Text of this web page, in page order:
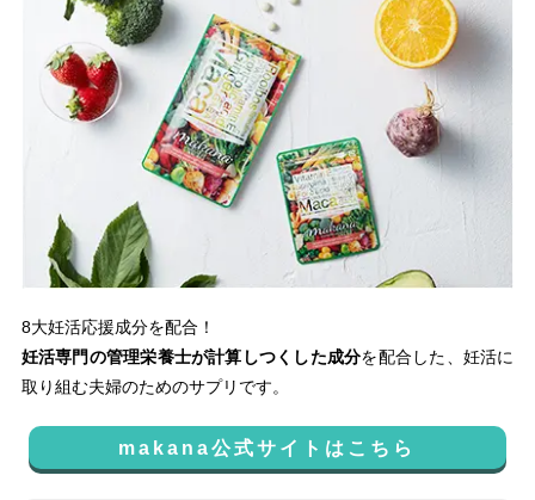
8大妊活応援成分を配合！
妊活専門の管理栄養士が計算しつくした成分を配合した、妊活に
取り組む夫婦のためのサプリです。
makana公式サイトはこちら